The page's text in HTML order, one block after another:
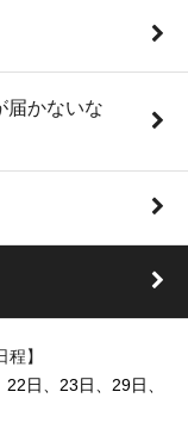
届かないな
】
日、23日、29日、